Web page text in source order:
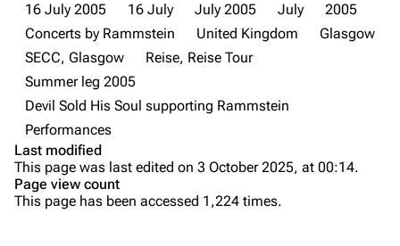
Discography
Videography
Song list
Tour dates
Merchandise
Discography
Videography
Members
Purge
16 July 2005
16 July July 2005 July
2005
Concerts by Rammstein
United Kingdom
Glasgow
SECC, Glasgow
Reise, Reise Tour
Summer leg 2005
Devil Sold His Soul supporting Rammstein
Performances
Last modified
This page was last edited on 3 October 2025, at 00:14.
Page view count
This page has been accessed 1,224 times.